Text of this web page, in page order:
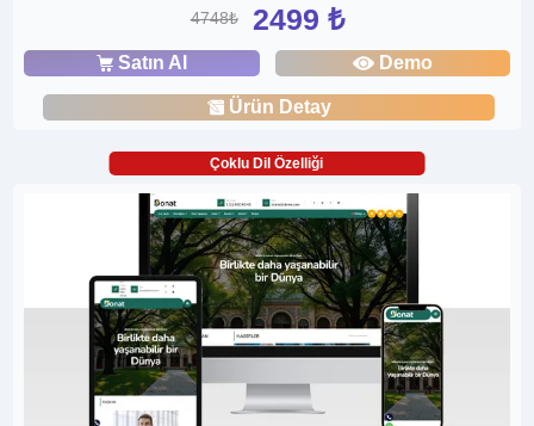
4748₺ 2499 ₺
Satın Al Demo
Ürün Detay
Çoklu Dil Özelliği